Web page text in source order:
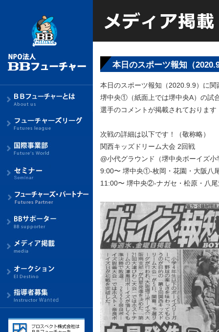
本日のスポーツ報知（
本日のスポーツ報知（2020.9.9）に
堺中央①（紙面上では堺中央A）の試
選手のコメントが掲載されております
次戦の詳細は以下です！（敬称略）
関西キッズドリーム大会 2回戦
@小代グラウンド（堺中央ボーイズ小
9:00〜 堺中央①-枚岡・花園・大阪八
11:00〜 堺中央②-ナガセ・松原・八